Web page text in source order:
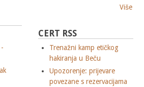
Više
CERT RSS
Trenažni kamp etičkog
hakiranja u Beču
Upozorenje: prijevare
povezane s rezervacijama